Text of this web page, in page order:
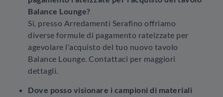
Balance Lounge?
Sì, presso Arredamenti Serafino offriamo
diverse formule di pagamento rateizzate per
agevolare l'acquisto del tuo nuovo tavolo
Balance Lounge. Contattaci per maggiori
dettagli.
Dove posso visionare i campioni di materiali